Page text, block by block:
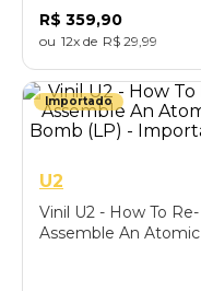
R$ 359,90
12 R$ 29 99
Importado
U2
Vinil U2 - How To Re-
Assemble An Atomic